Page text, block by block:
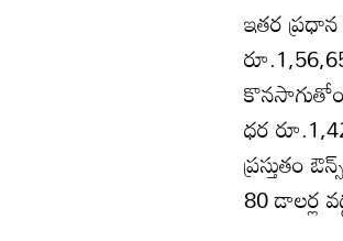
ఇతర
ధర
ప్రస్తుతం
80 డాలర్ల